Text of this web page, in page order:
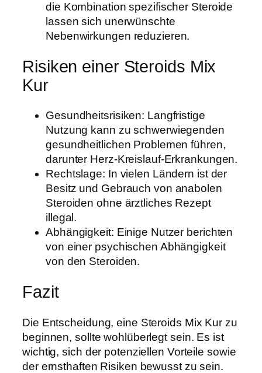
die Kombination spezifischer Steroide
lassen sich unerwünschte
Nebenwirkungen reduzieren.
Risiken einer Steroids Mix
Kur
Gesundheitsrisiken: Langfristige
Nutzung kann zu schwerwiegenden
gesundheitlichen Problemen führen,
darunter Herz-Kreislauf-Erkrankungen.
Rechtslage: In vielen Ländern ist der
Besitz und Gebrauch von anabolen
Steroiden ohne ärztliches Rezept
illegal.
Abhängigkeit: Einige Nutzer berichten
von einer psychischen Abhängigkeit
von den Steroiden.
Fazit
Die Entscheidung, eine Steroids Mix Kur zu
beginnen, sollte wohlüberlegt sein. Es ist
wichtig, sich der potenziellen Vorteile sowie
der ernsthaften Risiken bewusst zu sein.